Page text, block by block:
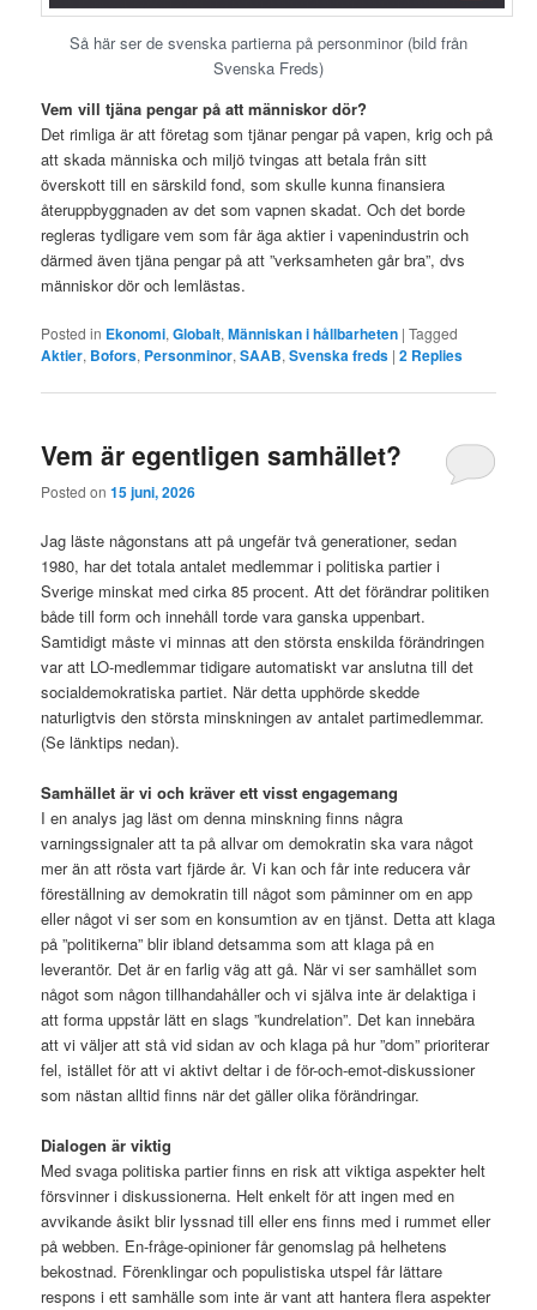
Så här ser de svenska partierna på personminor (bild från
Svenska Freds)
Vem vill tjäna pengar på att människor dör?
Det rimliga är att företag som tjänar pengar på vapen, krig och på
att skada människa och miljö tvingas att betala från sitt
överskott till en särskild fond, som skulle kunna finansiera
återuppbyggnaden av det som vapnen skadat. Och det borde
regleras tydligare vem som får äga aktier i vapenindustrin och
därmed även tjäna pengar på att ”verksamheten går bra”, dvs
människor dör och lemlästas.
Posted in Ekonomi,Globalt,Människan i hållbarheten |Tagged
Aktier, Bofors, Personminor,SAAB,Svenska freds |2 Replies
Vem är egentligen samhället?
Posted on15 juni, 2026
Jag läste någonstans att på ungefär två generationer, sedan
1980, har det totala antalet medlemmar i politiska partier i
Sverige minskat med cirka 85 procent. Att det förändrar politiken
både till form och innehåll torde vara ganska uppenbart.
Samtidigt måste vi minnas att den största enskilda förändringen
var att LO-medlemmar tidigare automatiskt var anslutna till det
socialdemokratiska partiet. När detta upphörde skedde
naturligtvis den största minskningen av antalet partimedlemmar.
(Se länktips nedan).
Samhället är vi och kräver ett visst engagemang
I en analys jag läst om denna minskning finns några
varningssignaler att ta på allvar om demokratin ska vara något
mer än att rösta vart fjärde år. Vi kan och får inte reducera vår
föreställning av demokratin till något som påminner om en app
eller något vi ser som en konsumtion av en tjänst. Detta att klaga
på ”politikerna” blir ibland detsamma som att klaga på en
leverantör. Det är en farlig väg att gå. När vi ser samhället som
något som någon tillhandahåller och vi själva inte är delaktiga i
att forma uppstår lätt en slags ”kundrelation”. Det kan innebära
att vi väljer att stå vid sidan av och klaga på hur ”dom” prioriterar
fel, istället för att vi aktivt deltar i de för-och-emot-diskussioner
som nästan alltid finns när det gäller olika förändringar.
Dialogen är viktig
Med svaga politiska partier finns en risk att viktiga aspekter helt
försvinner i diskussionerna. Helt enkelt för att ingen med en
avvikande åsikt blir lyssnad till eller ens finns med i rummet eller
på webben. En-fråge-opinioner får genomslag på helhetens
bekostnad. Förenklingar och populistiska utspel får lättare
respons i ett samhälle som inte är vant att hantera flera aspekter